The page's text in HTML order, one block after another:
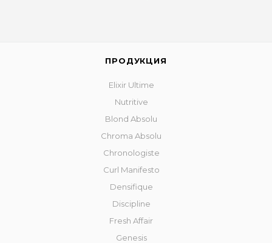
ПРОДУКЦИЯ
Elixir Ultime
Nutritive
Blond Absolu
Chroma Absolu
Chronologiste
Curl Manifesto
Densifique
Discipline
Fresh Affair
Genesis